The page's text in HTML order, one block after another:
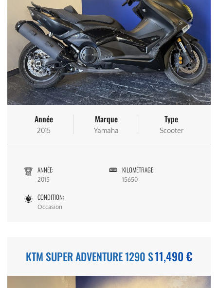
Année
2015
Marque
Yamaha
Type
Scooter
ANNÉE:
2015
KILOMÉTRAGE:
15650
CONDITION:
Occasion
KTM SUPER ADVENTURE 1290 S11,490 €